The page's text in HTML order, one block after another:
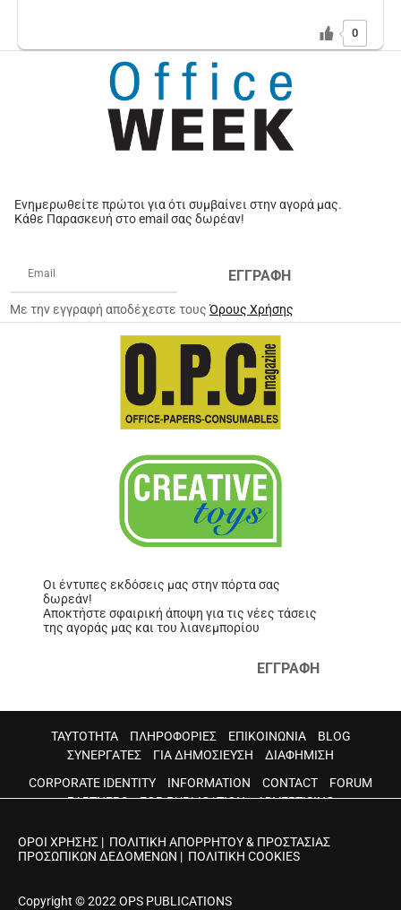
0
Ενημερωθείτε πρώτοι για ότι συμβαίνει στην αγορά μας.
Κάθε Παρασκευή στο email σας δωρέαν!
ΕΓΓΡΑΦΗ
Με την εγγραφή αποδέχεστε τουςΌρους Χρήσης
Οι έντυπες εκδόσεις μας στην πόρτα σας
δωρεάν!
Αποκτήστε σφαιρική άποψη για τις νέες τάσεις
της αγοράς μας και του λιανεμπορίου
ΕΓΓΡΑΦΗ
ΤΑΥΤΟΤΗΤΑ ΠΛΗΡΟΦΟΡΙΕΣ ΕΠΙΚΟΙΝΩΝΙΑ
BLOG
ΣΥΝΕΡΓΑΤΕΣ
ΓΙΑ ΔΗΜΟΣΙΕΥΣΗ
ΔΙΑΦΗΜΙΣΗ
CORPORATE IDENTITY
INFORMATION CONTACT
FORUM
PARTNERS
FOR PUBLICATION ADVERTISING
ΟΡΟΙ ΧΡΗΣΗΣ | ΠΟΛΙΤΙΚΗ ΑΠΟΡΡΗΤΟΥ & ΠΡΟΣΤΑΣΙΑΣ
ΠΡΟΣΩΠΙΚΩΝ ΔΕΔΟΜΕΝΩΝ | ΠΟΛΙΤΙΚΗ COOKIES
Copyright © 2022 OPS PUBLICATIONS